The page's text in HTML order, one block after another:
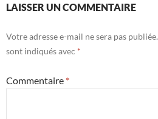
LAISSER UN COMMENTAIRE
Votre adresse e-mail ne sera pas publiée.
sont indiqués avec *
Commentaire *